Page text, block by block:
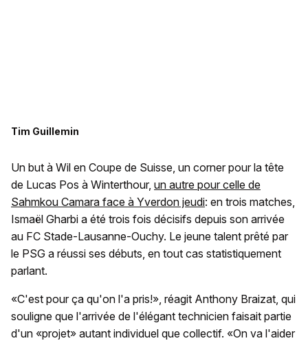
Tim Guillemin
Un but à Wil en Coupe de Suisse, un corner pour la tête
de Lucas Pos à Winterthour, un autre pour celle de
Sahmkou Camara face à Yverdon jeudi: en trois matches,
Ismaël Gharbi a été trois fois décisifs depuis son arrivée
au FC Stade-Lausanne-Ouchy. Le jeune talent prêté par
le PSG a réussi ses débuts, en tout cas statistiquement
parlant.
«C'est pour ça qu'on l'a pris!», réagit Anthony Braizat, qui
souligne que l'arrivée de l'élégant technicien faisait partie
d'un «projet» autant individuel que collectif. «On va l'aider